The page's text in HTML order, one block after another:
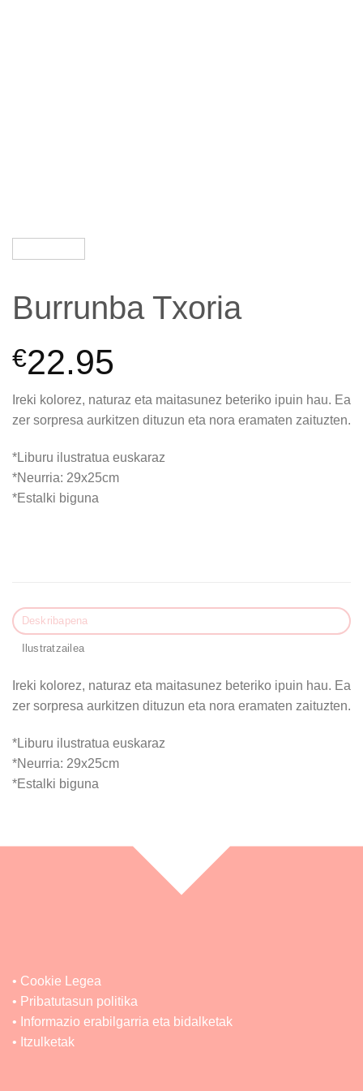
Burrunba Txoria
€22.95
Ireki kolorez, naturaz eta maitasunez beteriko ipuin hau. Ea
zer sorpresa aurkitzen dituzun eta nora eramaten zaituzten.
*Liburu ilustratua euskaraz
*Neurria: 29x25cm
*Estalki biguna
Deskribapena
Ilustratzailea
Ireki kolorez, naturaz eta maitasunez beteriko ipuin hau. Ea
zer sorpresa aurkitzen dituzun eta nora eramaten zaituzten.
*Liburu ilustratua euskaraz
*Neurria: 29x25cm
*Estalki biguna
• Cookie Legea
• Pribatutasun politika
• Informazio erabilgarria eta bidalketak
• Itzulketak